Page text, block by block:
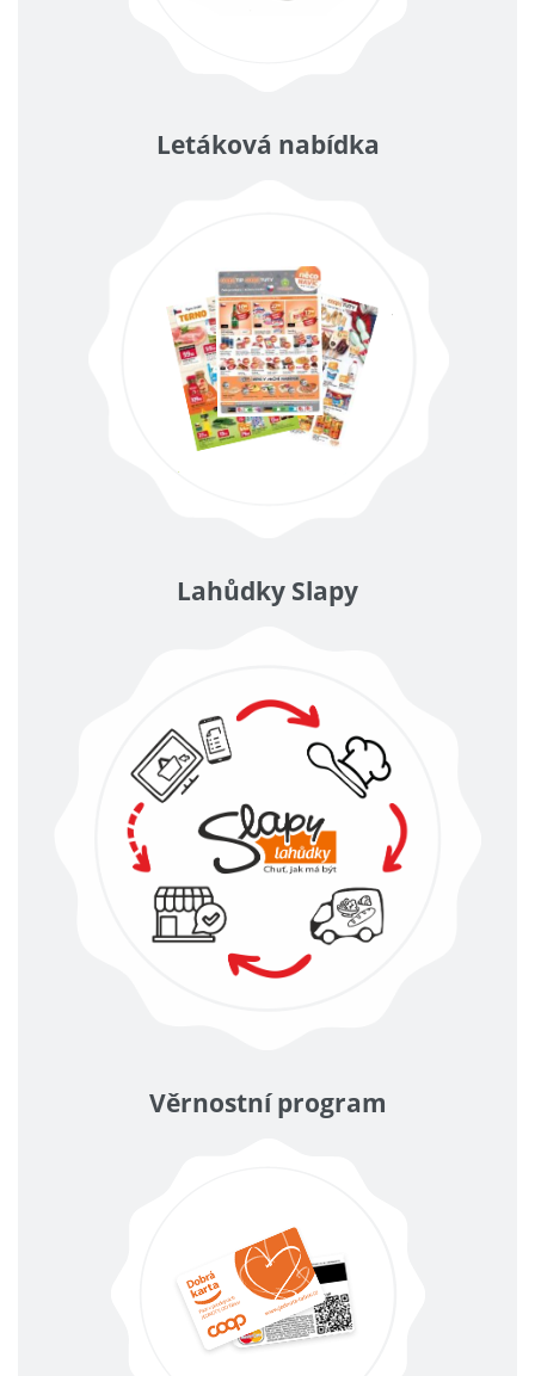
Letáková nabídka
Lahůdky Slapy
Věrnostní program